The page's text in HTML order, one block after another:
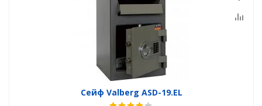
Сейф Valberg ASD-19.EL